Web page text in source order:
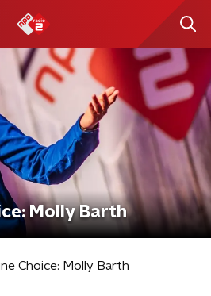
Molly Barth
Choice: Molly Barth